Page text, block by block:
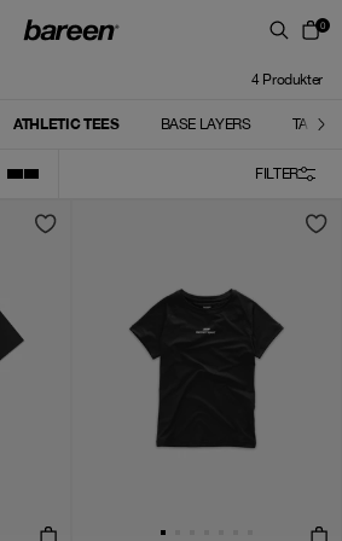
0
4 Produkter
ATHLETIC TEES BASE LAYERS TANK
FILTER